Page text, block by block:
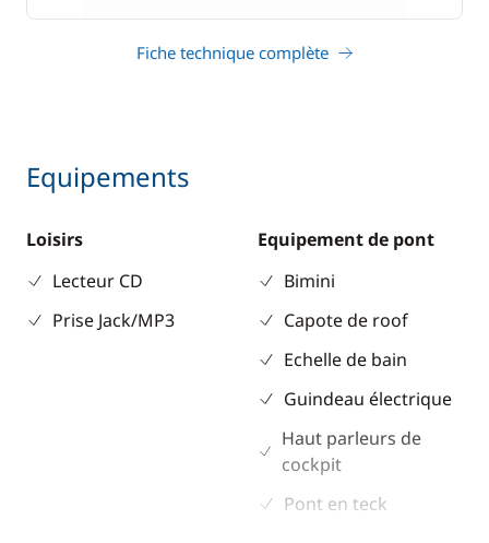
Fiche technique complète
Equipements
Loisirs
Lecteur CD
Prise Jack/MP3
Equipement de pont
Bimini
Capote de roof
Echelle de bain
Guindeau électrique
Haut parleurs de
cockpit
Pont en teck